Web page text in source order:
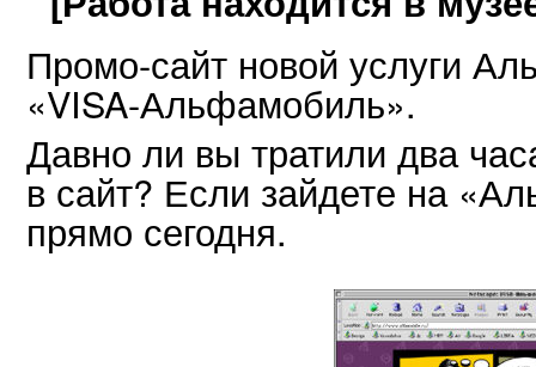
Промо-сайт новой услуги
«VISA-Альфамобиль».
Давно ли вы тратили два
в сайт? Если зайдете на
прямо сегодня.